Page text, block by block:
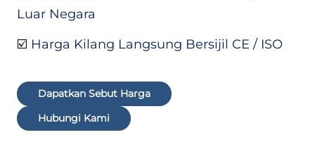
Luar Negara
☑️ Harga Kilang Langsung Bersijil CE / ISO
Dapatkan Sebut Harga
Hubungi Kami